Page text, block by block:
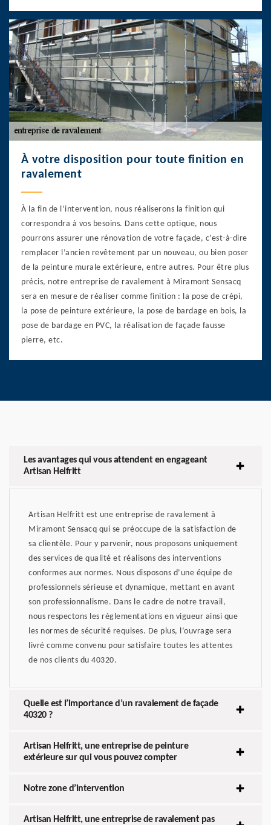
À votre disposition pour toute finition en
ravalement
À la fin de l’intervention, nous réaliserons la finition qui
correspondra à vos besoins. Dans cette optique, nous
pourrons assurer une rénovation de votre façade, c’est-à-dire
remplacer l’ancien revêtement par un nouveau, ou bien poser
de la peinture murale extérieure, entre autres. Pour être plus
précis, notre entreprise de ravalement à Miramont Sensacq
sera en mesure de réaliser comme finition : la pose de crépi,
la pose de peinture extérieure, la pose de bardage en bois, la
pose de bardage en PVC, la réalisation de façade fausse
pierre, etc.
Les avantages qui vous attendent en engageant
Artisan Helfritt
Artisan Helfritt est une entreprise de ravalement à
Miramont Sensacq qui se préoccupe de la satisfaction de
sa clientèle. Pour y parvenir, nous proposons uniquement
des services de qualité et réalisons des interventions
conformes aux normes. Nous disposons d’une équipe de
professionnels sérieuse et dynamique, mettant en avant
son professionnalisme. Dans le cadre de notre travail,
nous respectons les réglementations en vigueur ainsi que
les normes de sécurité requises. De plus, l’ouvrage sera
livré comme convenu pour satisfaire toutes les attentes
de nos clients du 40320.
Quelle est l’importance d’un ravalement de façade
40320 ?
Artisan Helfritt, une entreprise de peinture
extérieure sur qui vous pouvez compter
Notre zone d’intervention
Artisan Helfritt, une entreprise de ravalement pas